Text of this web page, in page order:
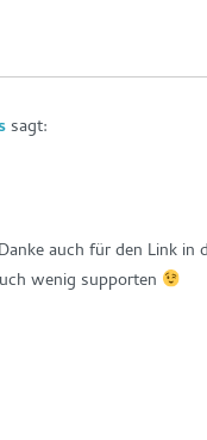
sagt:
auch für den Link
wenig supporten